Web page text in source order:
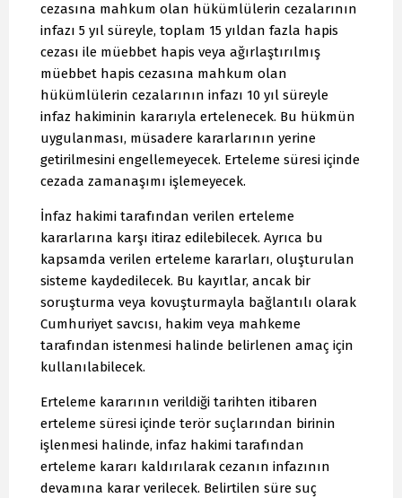
cezasına mahkum olan hükümlülerin cezalarının
infazı 5 yıl süreyle, toplam 15 yıldan fazla hapis
cezası ile müebbet hapis veya ağırlaştırılmış
müebbet hapis cezasına mahkum olan
hükümlülerin cezalarının infazı 10 yıl süreyle
infaz hakiminin kararıyla ertelenecek. Bu hükmün
uygulanması, müsadere kararlarının yerine
getirilmesini engellemeyecek. Erteleme süresi içinde
cezada zamanaşımı işlemeyecek.
İnfaz hakimi tarafından verilen erteleme
kararlarına karşı itiraz edilebilecek. Ayrıca bu
kapsamda verilen erteleme kararları, oluşturulan
sisteme kaydedilecek. Bu kayıtlar, ancak bir
soruşturma veya kovuşturmayla bağlantılı olarak
Cumhuriyet savcısı, hakim veya mahkeme
tarafından istenmesi halinde belirlenen amaç için
kullanılabilecek.
Erteleme kararının verildiği tarihten itibaren
erteleme süresi içinde terör suçlarından birinin
işlenmesi halinde, infaz hakimi tarafından
erteleme kararı kaldırılarak cezanın infazının
devamına karar verilecek. Belirtilen süre suç